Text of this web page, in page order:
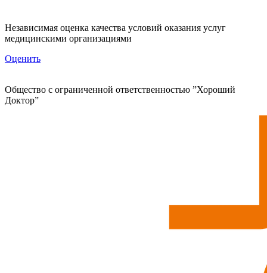
Независимая оценка качества условий оказания услуг
медицинскими организациями
Оценить
Общество с ограниченной ответственностью ”Хороший
Доктор”